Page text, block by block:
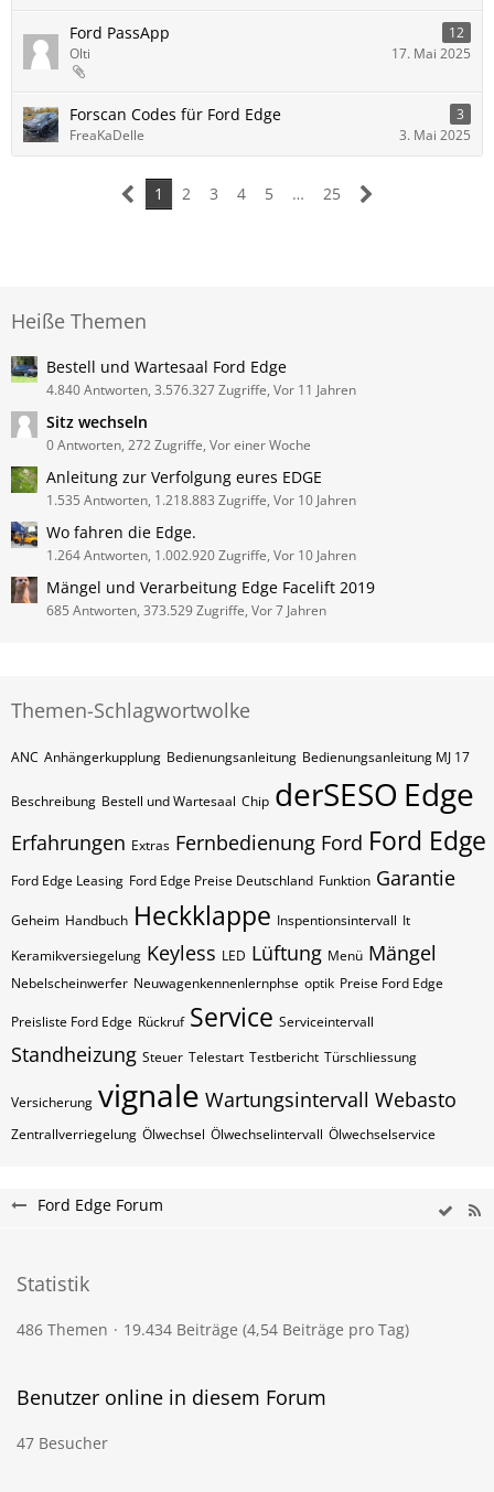
Ford PassApp
12
Olti
17. Mai 2025
Forscan Codes für Ford Edge
3
FreaKaDelle
3. Mai 2025
1 2 3 4 5 … 25
Heiße Themen
Bestell und Wartesaal Ford Edge
4.840 Antworten, 3.576.327 Zugriffe, Vor 11 Jahren
Sitz wechseln
0 Antworten, 272 Zugriffe, Vor einer Woche
Anleitung zur Verfolgung eures EDGE
1.535 Antworten, 1.218.883 Zugriffe, Vor 10 Jahren
Wo fahren die Edge.
1.264 Antworten, 1.002.920 Zugriffe, Vor 10 Jahren
Mängel und Verarbeitung Edge Facelift 2019
685 Antworten, 373.529 Zugriffe, Vor 7 Jahren
Themen-Schlagwortwolke
ANC Anhängerkupplung Bedienungsanleitung Bedienungsanleitung MJ 17
Beschreibung Bestell und Wartesaal Chip derSESO Edge
Erfahrungen Extras Fernbedienung Ford Ford Edge
Ford Edge Leasing Ford Edge Preise Deutschland Funktion Garantie
Geheim Handbuch Heckklappe Inspentionsintervall It
Keramikversiegelung Keyless LED Lüftung Menü Mängel
Nebelscheinwerfer Neuwagenkennenlernphse optik Preise Ford Edge
Preisliste Ford Edge Rückruf Service Serviceintervall
Standheizung Steuer Telestart Testbericht Türschliessung
Versicherung vignale Wartungsintervall Webasto
Zentrallverriegelung Ölwechsel Ölwechselintervall Ölwechselservice
Ford Edge Forum
Statistik
486 Themen 19.434 Beiträge (4,54 Beiträge pro Tag)
Benutzer online in diesem Forum
47 Besucher